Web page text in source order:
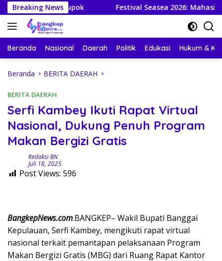
Langsung
ke
konten
Breaking NewsFestival Seasea 2026: Mahasiswa KKN-PPM
Beranda Nasional Daerah Politik Edukasi Hukum &
Beranda BERITA DAERAH
BERITA DAERAH
Serfi Kambey Ikuti Rapat Virtual
Nasional, Dukung Penuh Program
Makan Bergizi Gratis
Redaksi BN
Juli 18, 2025
Post Views: 596
BangkepNews.com.BANGKEP– Wakil Bupati Banggai
Kepulauan, Serfi Kambey, mengikuti rapat virtual
nasional terkait pemantapan pelaksanaan Program
Makan Bergizi Gratis (MBG) dari Ruang Rapat Kantor